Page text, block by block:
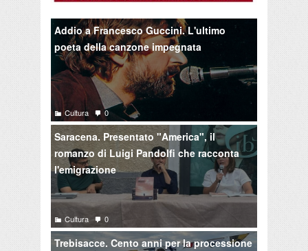
Addio a Francesco Guccini. L'ultimo
poeta della canzone impegnata
Cultura 0
Saracena. Presentato "America", il
romanzo di Luigi Pandolfi che racconta
l'emigrazione
Cultura 0
Trebisacce. Cento anni per la processione